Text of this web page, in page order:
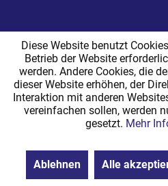
Diese Website benutzt
Betrieb der Website
werden. Andere Cookies, die
dieser Website erhöhen, der
Interaktion mit anderen
vereinfachen sollen, werden
gesetzt. Mehr
Ablehnen Alle